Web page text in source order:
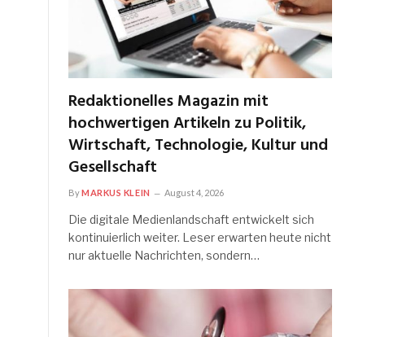
Redaktionelles Magazin mit
hochwertigen Artikeln zu Politik,
Wirtschaft, Technologie, Kultur und
Gesellschaft
ByMARKUS KLEIN August 4, 2026
Die digitale Medienlandschaft entwickelt sich
kontinuierlich weiter. Leser erwarten heute nicht
nur aktuelle Nachrichten, sondern…